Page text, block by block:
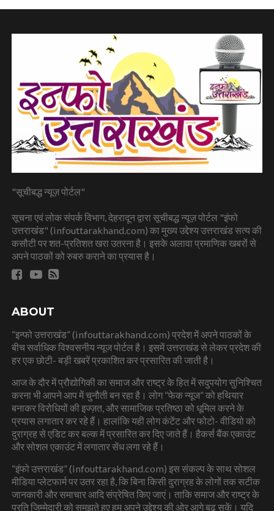
"सूचीबद्ध न्यूज़ पोर्टल"
सूचना एवं लोक संपर्क विभाग, देहरादून द्वारा सूचीबद्ध न्यूज़ पोर्टल "इंफो
उत्तराखंड" (infouttarakhand.com) का मुख्य उद्देश्य उत्तराखंड सत्य की
कसौटी पर शत-प्रतिशत खरा उतरना है। इसके अलावा प्रमाणिक खबरों से
अपने पाठकों को रुबरु कराने का प्रयास है।
ABOUT
“इन्फो उत्तराखंड” (infouttarakhand.com) प्रदेश में अपने पाठकों के
बीच सर्वाधिक विश्वसनीय न्यूज पोर्टल है। इसमें उत्तराखंड से लेकर प्रदेश की
हर एक छोटी- बड़ी खबरें प्रकाशित कर प्रसारित की जाती है।
आज के दौर में प्रौद्योगिकी का समाज और राष्ट्र के हित में सदुपयोग सुनिश्चित
करना भी आपने आप में चुनौती बन रहा है। लोग “फेक न्यूज” को हथियार
बनाकर विरोधियों की इज्ज़त, और सामाजिक प्रतिष्ठा को धूमिल करने के
प्रयास लगातार कर रहे हैं। हालांकि यही लोग कंटेंट और फोटो- वीडियो को
दुराग्रह से एडिट कर बल्क में प्रसारित कर दिए जाते हैं। हैकर्स बैंक एकाउंट
और सोशल एकाउंट में लगातार सेंध लगा रहे हैं।
“इंफो उत्तराखंड” (infouttarakhand.com) इस संकल्प के साथ सोशल
मीडिया प्लेटफार्म पर उतर रहा है, कि बिना किसी दुराग्रह के लोगों तक सटीक
जानकारी और समाचार आदि संप्रेषित किए जाएं। ताकि समाज और राष्ट्र के
प्रति जिम्मेदारी को समझते हुए हम अपने उद्देश्य की ओर आगे बढ़ सकें। यदि